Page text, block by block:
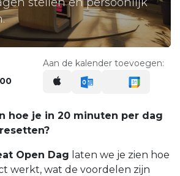
Aan de kalender toevoegen:
hoe je in 20 minuten per dag
Open Dag laten we je zien hoe
werkt, wat de voordelen zijn